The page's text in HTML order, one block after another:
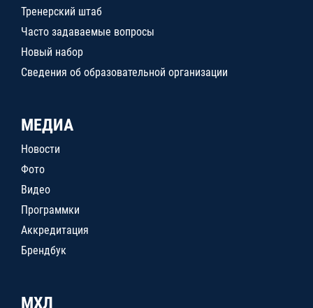
Тренерский штаб
Часто задаваемые вопросы
Новый набор
Сведения об образовательной организации
МЕДИА
Новости
Фото
Видео
Программки
Аккредитация
Брендбук
МХЛ